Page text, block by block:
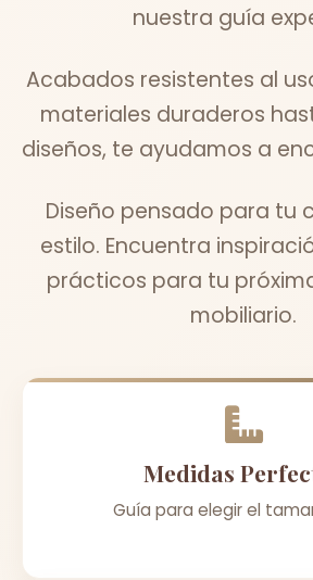
nuestra guía
Acabados resistentes al
materiales duraderos
diseños, te ayudamos a
Diseño pensado para tu
estilo. Encuentra
prácticos para tu
mobiliario.
Medidas
Guía para elegir el